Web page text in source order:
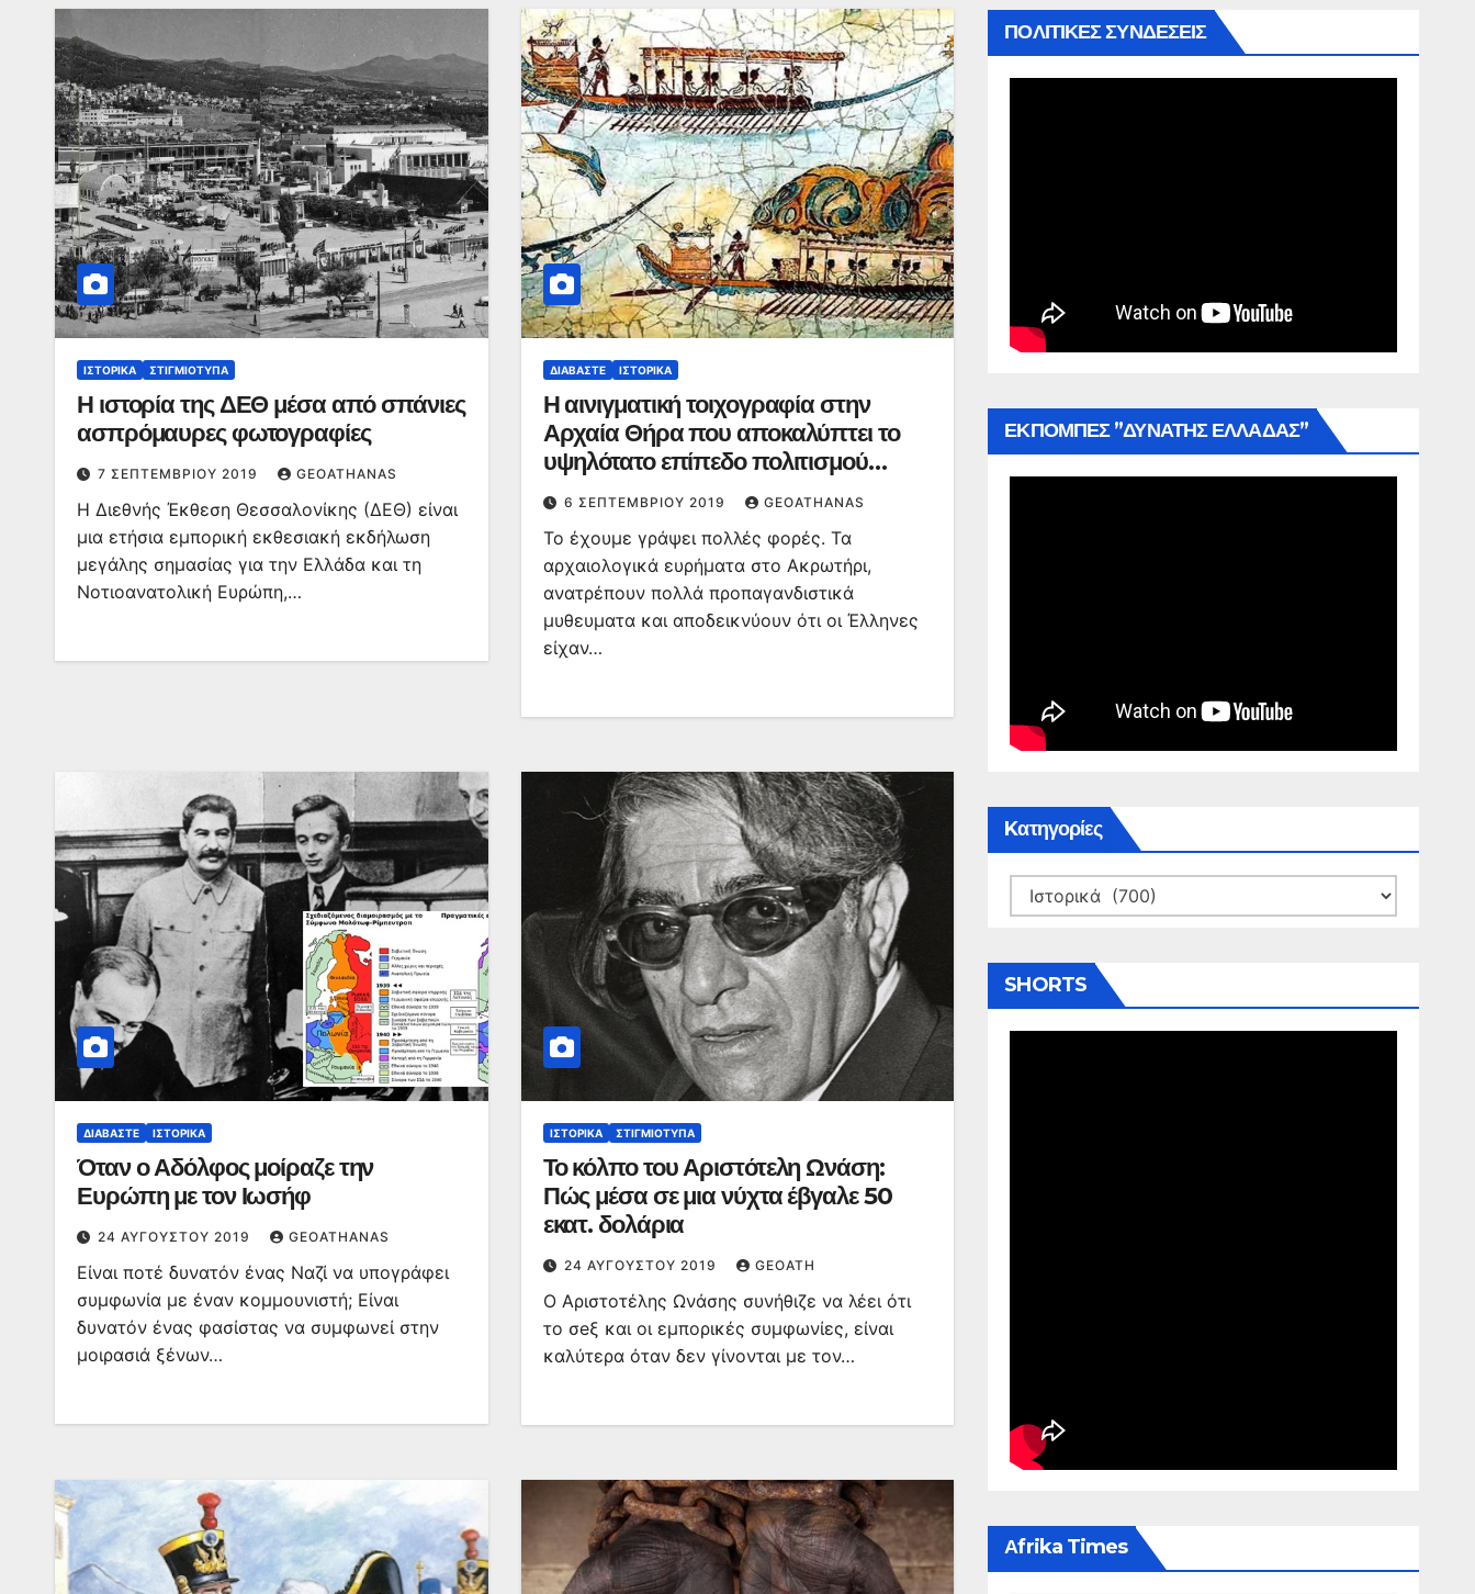
ΙΣΤΟΡΙΚΆ ΣΤΙΓΜΙΌΤΥΠΑ
Η ιστορία της ΔΕΘ μέσα από σπάνιες
ασπρόμαυρες φωτογραφίες
7 ΣΕΠΤΕΜΒΡΊΟΥ 2019 GEOATHANAS
Η Διεθνής Έκθεση Θεσσαλονίκης (ΔΕΘ) είναι
μια ετήσια εμπορική εκθεσιακή εκδήλωση
μεγάλης σημασίας για την Ελλάδα και τη
Νοτιοανατολική Ευρώπη,…
ΔΙΑΒΆΣΤΕ ΙΣΤΟΡΙΚΆ
Η αινιγματική τοιχογραφία στην
Αρχαία Θήρα που αποκαλύπτει το
υψηλότατο επίπεδο πολιτισμού
4000 χρόνια πριν!!!
6 ΣΕΠΤΕΜΒΡΊΟΥ 2019 GEOATHANAS
Το έχουμε γράψει πολλές φορές. Τα
αρχαιολογικά ευρήματα στο Ακρωτήρι,
ανατρέπουν πολλά προπαγανδιστικά
μυθευματα και αποδεικνύουν ότι οι Έλληνες
είχαν…
ΔΙΑΒΆΣΤΕ ΙΣΤΟΡΙΚΆ
Όταν ο Αδόλφος μοίραζε την
Ευρώπη με τον Ιωσήφ
24 ΑΥΓΟΎΣΤΟΥ 2019 GEOATHANAS
Είναι ποτέ δυνατόν ένας Ναζί να υπογράφει
συμφωνία με έναν κομμουνιστή; Είναι
δυνατόν ένας φασίστας να συμφωνεί στην
μοιρασιά ξένων…
ΙΣΤΟΡΙΚΆ ΣΤΙΓΜΙΌΤΥΠΑ
Το κόλπο του Αριστότελη Ωνάση:
Πώς μέσα σε μια νύχτα έβγαλε 50
εκατ. δολάρια
24 ΑΥΓΟΎΣΤΟΥ 2019 GEOATH
Ο Αριστοτέλης Ωνάσης συνήθιζε να λέει ότι
το σeξ και οι εμπορικές συμφωνίες, είναι
καλύτερα όταν δεν γίνονται με τον…
ΠΟΛΙΤΙΚΕΣ ΣΥΝΔΕΣΕΙΣ
ΕΚΠΟΜΠΕΣ ”ΔΥΝΑΤΗΣ ΕΛΛΑΔΑΣ”
Kατηγορίες
Kατηγορίες
SHORTS
Αfrika Times